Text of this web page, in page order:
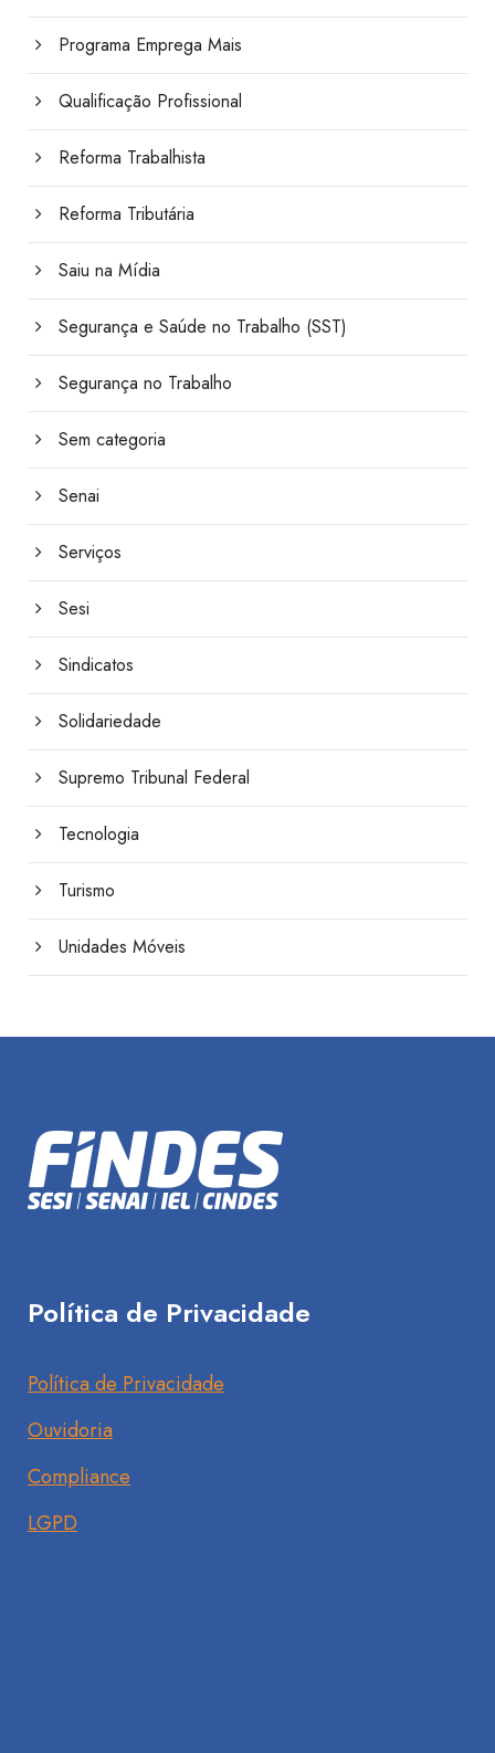
Programa Emprega Mais
Qualificação Profissional
Reforma Trabalhista
Reforma Tributária
Saiu na Mídia
Segurança e Saúde no Trabalho (SST)
Segurança no Trabalho
Sem categoria
Senai
Serviços
Sesi
Sindicatos
Solidariedade
Supremo Tribunal Federal
Tecnologia
Turismo
Unidades Móveis
Política de Privacidade
Política de Privacidade
Ouvidoria
Compliance
LGPD